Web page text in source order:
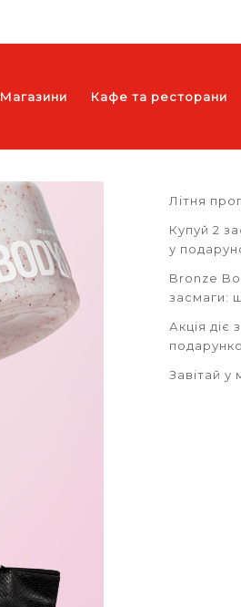
Магазини Кафе та ресторани
Літня
Купуй 2
у
Bronze
засмаги:
Акція діє
Завітай у